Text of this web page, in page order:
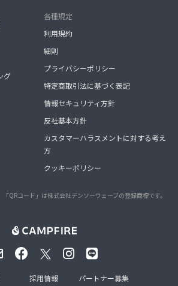
グ
各種規定
利用規約
細則
プライバシーポリシー
特定商取引法に基づく表記
情報セキュリティ方針
反社基本方針
カスタマーハラスメントに対する考え
方
クッキーポリシー
「QRコード」は株式会社デンソーウェーブの登録商標です。
採用情報 パートナー募集